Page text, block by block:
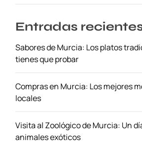
e
o
G
u
a
Entradas
Sabores de Murcia: Los platos
tienes que probar
Compras en Murcia: Los mejores
locales
Visita al Zoológico de Murcia: Un
animales exóticos